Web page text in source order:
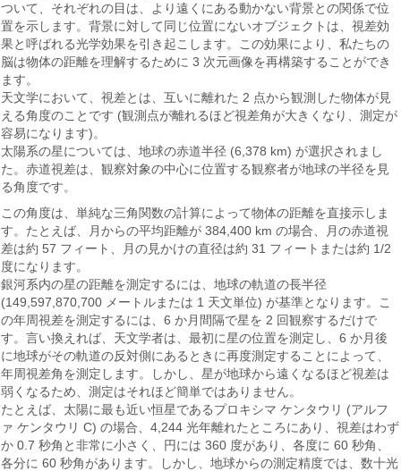
ついて、それぞれの目は、より遠くにある動かない背景との関係で位
置を示します。背景に対して同じ位置にないオブジェクトは、視差効
果と呼ばれる光学効果を引き起こします。この効果により、私たちの
脳は物体の距離を理解するために 3 次元画像を再構築することができ
ます。
天文学において、視差とは、互いに離れた 2 点から観測した物体が見
える角度のことです (観測点が離れるほど視差角が大きくなり、測定が
容易になります)。
太陽系の星については、地球の赤道半径 (6,378 km) が選択されまし
た。赤道視差は、観察対象の中心に位置する観察者が地球の半径を見
る角度です。
この角度は、単純な三角関数の計算によって物体の距離を直接示しま
す。たとえば、月からの平均距離が 384,400 km の場合、月の赤道視
差は約 57 フィート、月の見かけの直径は約 31 フィートまたは約 1/2
度になります。
銀河系内の星の距離を測定するには、地球の軌道の長半径
(149,597,870,700 メートルまたは 1 天文単位) が基準となります。こ
の年周視差を測定するには、6 か月間隔で星を 2 回観察するだけで
す。言い換えれば、天文学者は、最初に星の位置を測定し、6 か月後
に地球がその軌道の反対側にあるときに再度測定することによって、
年周視差角を測定します。しかし、星が地球から遠くなるほど視差は
弱くなるため、測定はそれほど簡単ではありません。
たとえば、太陽に最も近い恒星であるプロキシマ ケンタウリ (アルフ
ァ ケンタウリ C) の場合、4,244 光年離れたところにあり、視差はわず
か 0.7 秒角と非常に小さく、円には 360 度があり、各度に 60 秒角、
各分に 60 秒角があります。しかし、地球からの測定精度では、数十光